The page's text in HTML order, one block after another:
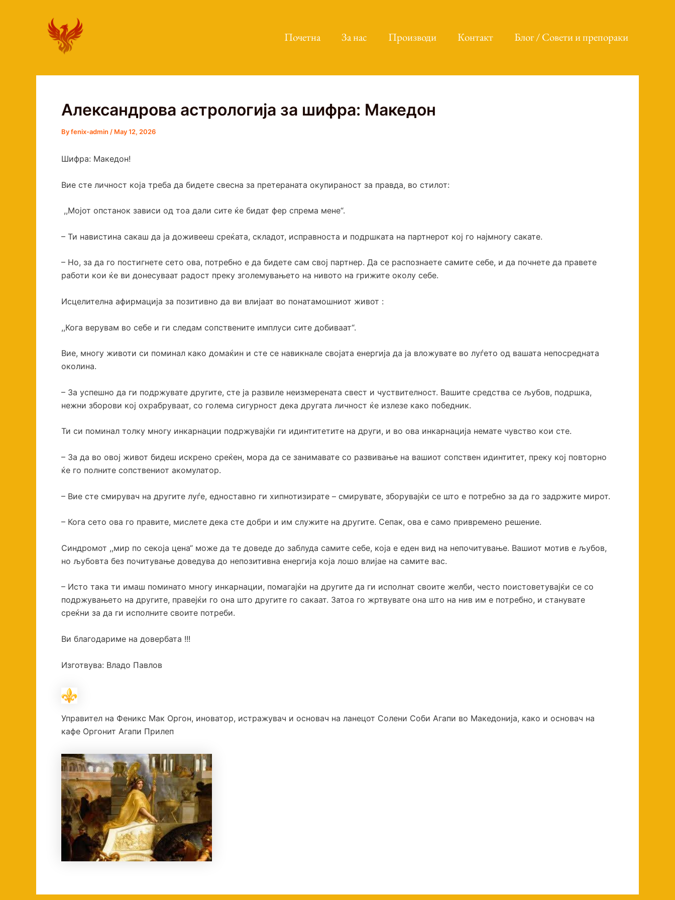
Почетна За нас Производи Контакт Блог / Совети и препораки
Александрова астрологија за шифра: Македон
Byfenix-admin / May 12, 2026
Шифра: Македон!
Вие сте личност која треба да бидете свесна за претераната окупираност за правда, во стилот:
,,Мојот опстанок зависи од тоа дали сите ќе бидат фер спрема мене“.
– Ти навистина сакаш да ја доживееш среќата, складот, исправноста и подршката на партнерот кој го најмногу сакате.
– Но, за да го постигнете сето ова, потребно е да бидете сам свој партнер. Да се распознаете самите себе, и да почнете да правете
работи кои ќе ви донесуваат радост преку зголемувањето на нивото на грижите околу себе.
Исцелителна афирмација за позитивно да ви влијаат во понатамошниот живот :
,,Кога верувам во себе и ги следам сопствените имплуси сите добиваат“.
Вие, многу животи си поминал како домаќин и сте се навикнале својата енергија да ја вложувате во луѓето од вашата непосредната
околина.
– За успешно да ги подржувате другите, сте ја развиле неизмерената свест и чуствителност. Вашите средства се љубов, подршка,
нежни зборови кој охрабруваат, со голема сигурност дека другата личност ќе излезе како победник.
Ти си поминал толку многу инкарнации подржувајќи ги идинтитетите на други, и во ова инкарнација немате чувство кои сте.
– За да во овој живот бидеш искрено среќен, мора да се занимавате со развивање на вашиот сопствен идинтитет, преку кој повторно
ќе го полните сопствениот акомулатор.
– Вие сте смирувач на другите луѓе, едноставно ги хипнотизирате – смирувате, зборувајќи се што е потребно за да го задржите мирот.
– Кога сето ова го правите, мислете дека сте добри и им служите на другите. Сепак, ова е само привремено решение.
Синдромот ,,мир по секоја цена“ може да те доведе до заблуда самите себе, која е еден вид на непочитување. Вашиот мотив е љубов,
но љубовта без почитување доведува до непозитивна енергија која лошо влијае на самите вас.
– Исто така ти имаш поминато многу инкарнации, помагајќи на другите да ги исполнат своите желби, често поистоветувајќи се со
подржувањето на другите, правејќи го она што другите го сакаат. Затоа го жртвувате она што на нив им е потребно, и станувате
среќни за да ги исполните своите потреби.
Ви благодариме на довербата !!!
Изготвува: Владо Павлов
Управител на Феникс Мак Оргон, иноватор, истражувач и основач на ланецот Солени Соби Агапи во Македонија, како и основач на
кафе Оргонит Агапи Прилеп